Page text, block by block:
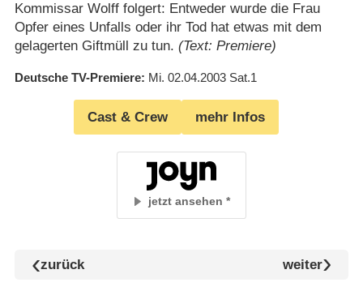
Kommissar Wolff folgert: Entweder wurde die Frau
Opfer eines Unfalls oder ihr Tod hat etwas mit dem
gelagerten Giftmüll zu tun. (Text: Premiere)
Deutsche TV-Premiere Mi. 02.04.2003 Sat.1
Cast & Crew mehr Infos
jetzt ansehen
zurück weiter